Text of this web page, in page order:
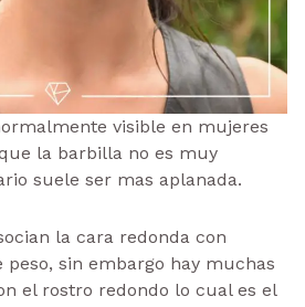
visible en mujeres
la barbilla no es muy
suele ser mas aplanada.
la cara redonda con
peso, sin embargo hay muchas
el rostro redondo lo cual es el